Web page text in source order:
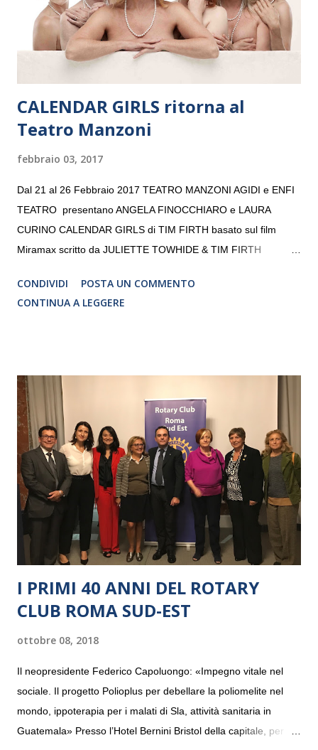
volta. L’orchestra, fondata nel 2008 da Kristjan Järvi (affiancato
da un prestigioso consiglio di consulent...
CALENDAR GIRLS ritorna al
Teatro Manzoni
febbraio 03, 2017
Dal 21 al 26 Febbraio 2017 TEATRO MANZONI AGIDI e ENFI
TEATRO presentano ANGELA FINOCCHIARO e LAURA
CURINO CALENDAR GIRLS di TIM FIRTH basato sul film
Miramax scritto da JULIETTE TOWHIDE & TIM FIRTH
CRISTINA PEZZOLI
CONDIVIDI
POSTA UN COMMENTO
CONTINUA A LEGGERE
I PRIMI 40 ANNI DEL ROTARY
CLUB ROMA SUD-EST
ottobre 08, 2018
Il neopresidente Federico Capoluongo: «Impegno vitale nel
sociale. Il progetto Polioplus per debellare la poliomelite nel
mondo, ippoterapia per i malati di Sla, attività sanitaria in
Guatemala» Presso l’Hotel Bernini Bristol della capitale, per la